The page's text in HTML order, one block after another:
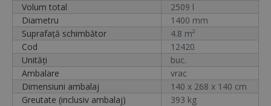
Volum total
2509 l
Diametru
1400 mm
Suprafață schimbător
4.8 m²
Cod
12420
Unități
buc.
Ambalare
vrac
Dimensiuni ambalaj
140 x 268 x 140 cm
Greutate (inclusiv ambalaj)
393 kg